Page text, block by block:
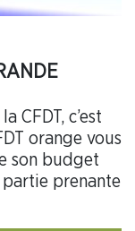
CFDT, c’est
orange vous
son budget
partie prenante